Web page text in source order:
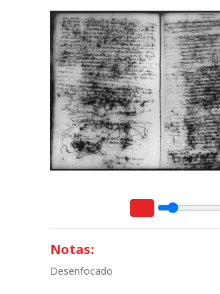
Notas:
Desenfocado